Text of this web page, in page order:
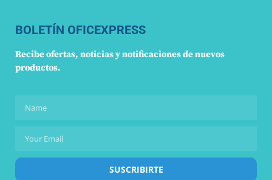
BOLETÍN OFICEXPRESS
Recibe ofertas, noticias y notificaciones de nuevos
productos.
SUSCRIBIRTE